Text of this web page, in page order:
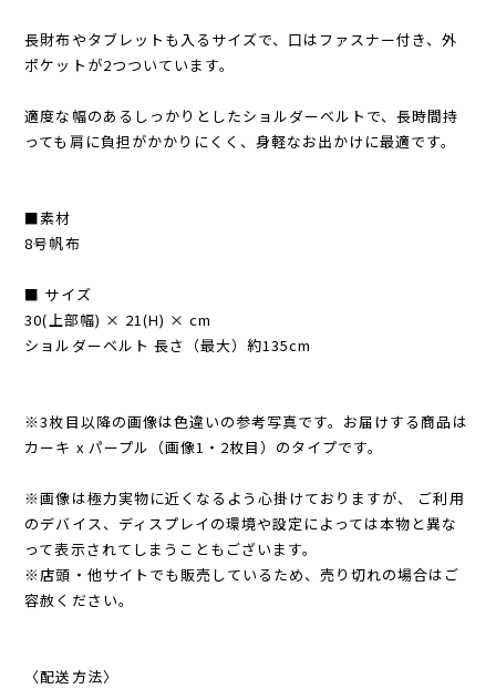
長財布やタブレットも入るサイズで、口はファスナー付き、外
ポケットが2つついています。
適度な幅のあるしっかりとしたショルダーベルトで、長時間持
っても肩に負担がかかりにくく、身軽なお出かけに最適です。
■素材
8号帆布
■ サイズ
30(上部幅) × 21(H) × cm
ショルダーベルト 長さ（最大）約135cm
※3枚目以降の画像は色違いの参考写真です。お届けする商品は
カーキ x パープル（画像1・2枚目）のタイプです。
※画像は極力実物に近くなるよう心掛けておりますが、 ご利用
のデバイス、ディスプレイの環境や設定によっては本物と異な
って表示されてしまうこともございます。
※店頭・他サイトでも販売しているため、売り切れの場合はご
容赦ください。
〈配送方法〉